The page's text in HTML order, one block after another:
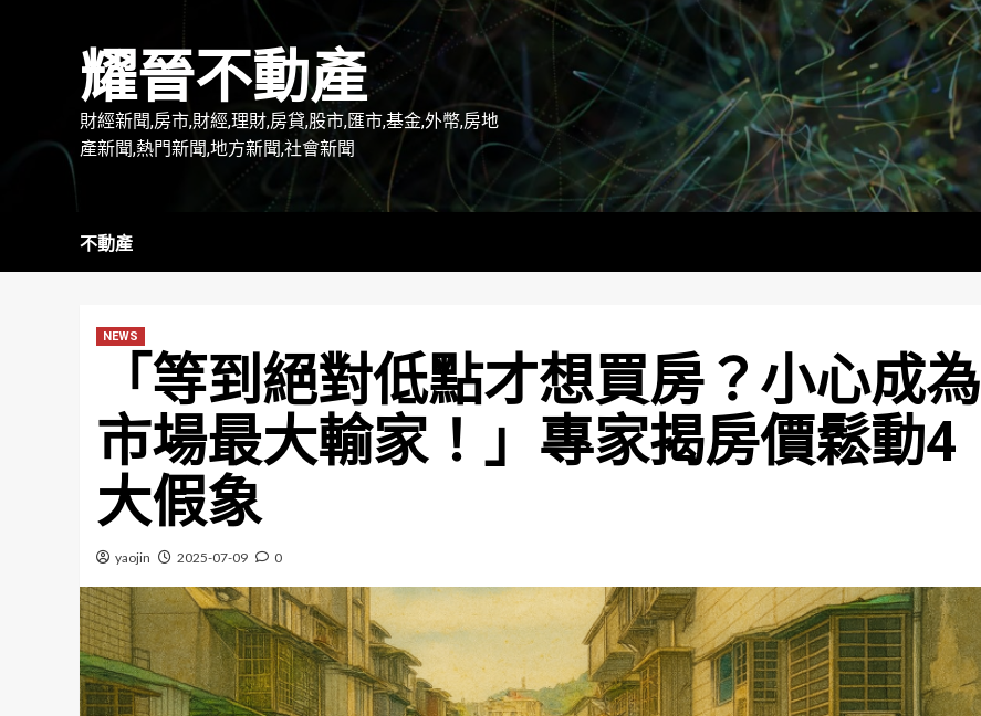
耀晉不動產
財經新聞,房市,財經,理財,房貸,股市,匯市,基金,外幣,房地
產新聞,熱門新聞,地方新聞,社會新聞
不動產
NEWS
「等到絕對低點才想買房？小心成為
市場最大輸家！」專家揭房價鬆動4
大假象
yaojin 2025-07-09 0